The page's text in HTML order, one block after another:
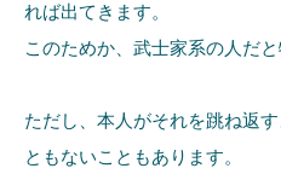
れば出てきます。
このためか、武士家系の人だ
ただし、本人がそれを跳ね返
ともないこともあります。